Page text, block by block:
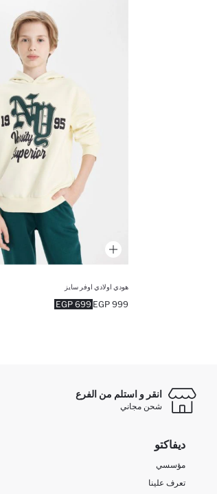
هودي اولادي اوفر سايز
699 EGP 999 EGP
انقر و استلم من الفرع
شحن مجاني
ديفاكتو
مؤسسي
تعرف علينا